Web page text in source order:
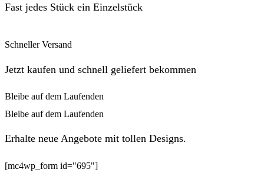
Fast jedes Stück ein Einzelstück
Schneller Versand
Jetzt kaufen und schnell geliefert bekommen
Bleibe auf dem Laufenden
Bleibe auf dem Laufenden
Erhalte neue Angebote mit tollen Designs.
[mc4wp_form id="695"]